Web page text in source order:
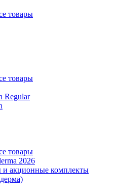
товары
товары
Regular
товары
2026
акционные комплекты